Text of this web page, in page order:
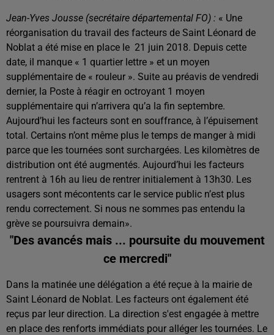
Jean-Yves Jousse (secrétaire départemental FO) : « Une
réorganisation du travail des facteurs de Saint Léonard de
Noblat a été mise en place le 21 juin 2018. Depuis cette
date, il manque « 1 quartier lettre » et un moyen
supplémentaire de « rouleur ». Suite au préavis de vendredi
dernier, la Poste à réagir en octroyant 1 moyen
supplémentaire qui n’arrivera qu’a la fin septembre.
Aujourd’hui les facteurs sont en souffrance, à l’épuisement
total. Certains n’ont même plus le temps de manger à midi
parce que les tournées sont surchargées. Les kilomètres de
distribution ont été augmentés. Aujourd’hui les facteurs
rentrent à 16h au lieu de rentrer initialement à 13h30. Les
usagers sont mécontents car le service public n’est plus
rendu correctement. Si nous ne sommes pas entendu la
grève se poursuivra demain».
"Des avancés mais ... poursuite du mouvement
ce mercredi"
Dans la matinée une délégation a été reçue à la mairie de
Saint Léonard de Noblat. Les facteurs ont également été
reçus par leur direction. La direction s'est engagée à mettre
en place des renforts immédiats pour alléger les tournées. Le